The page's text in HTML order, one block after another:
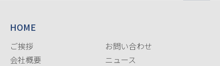
HOME
ご挨拶
会社概要
お問い合わせ
ニュース